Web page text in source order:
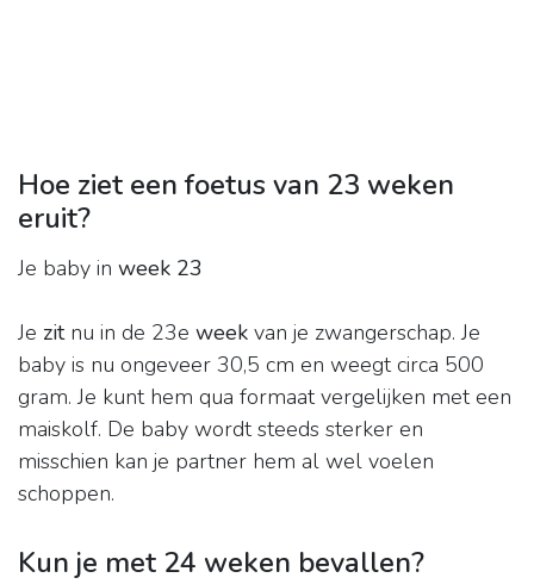
Hoe ziet een foetus van 23 weken
eruit?
Je baby in week 23
Je zitnu in de 23e week van je zwangerschap. Je
baby is nu ongeveer 30,5 cm en weegt circa 500
gram. Je kunt hem qua formaat vergelijken met een
maiskolf. De baby wordt steeds sterker en
misschien kan je partner hem al wel voelen
schoppen.
Kun je met 24 weken bevallen?